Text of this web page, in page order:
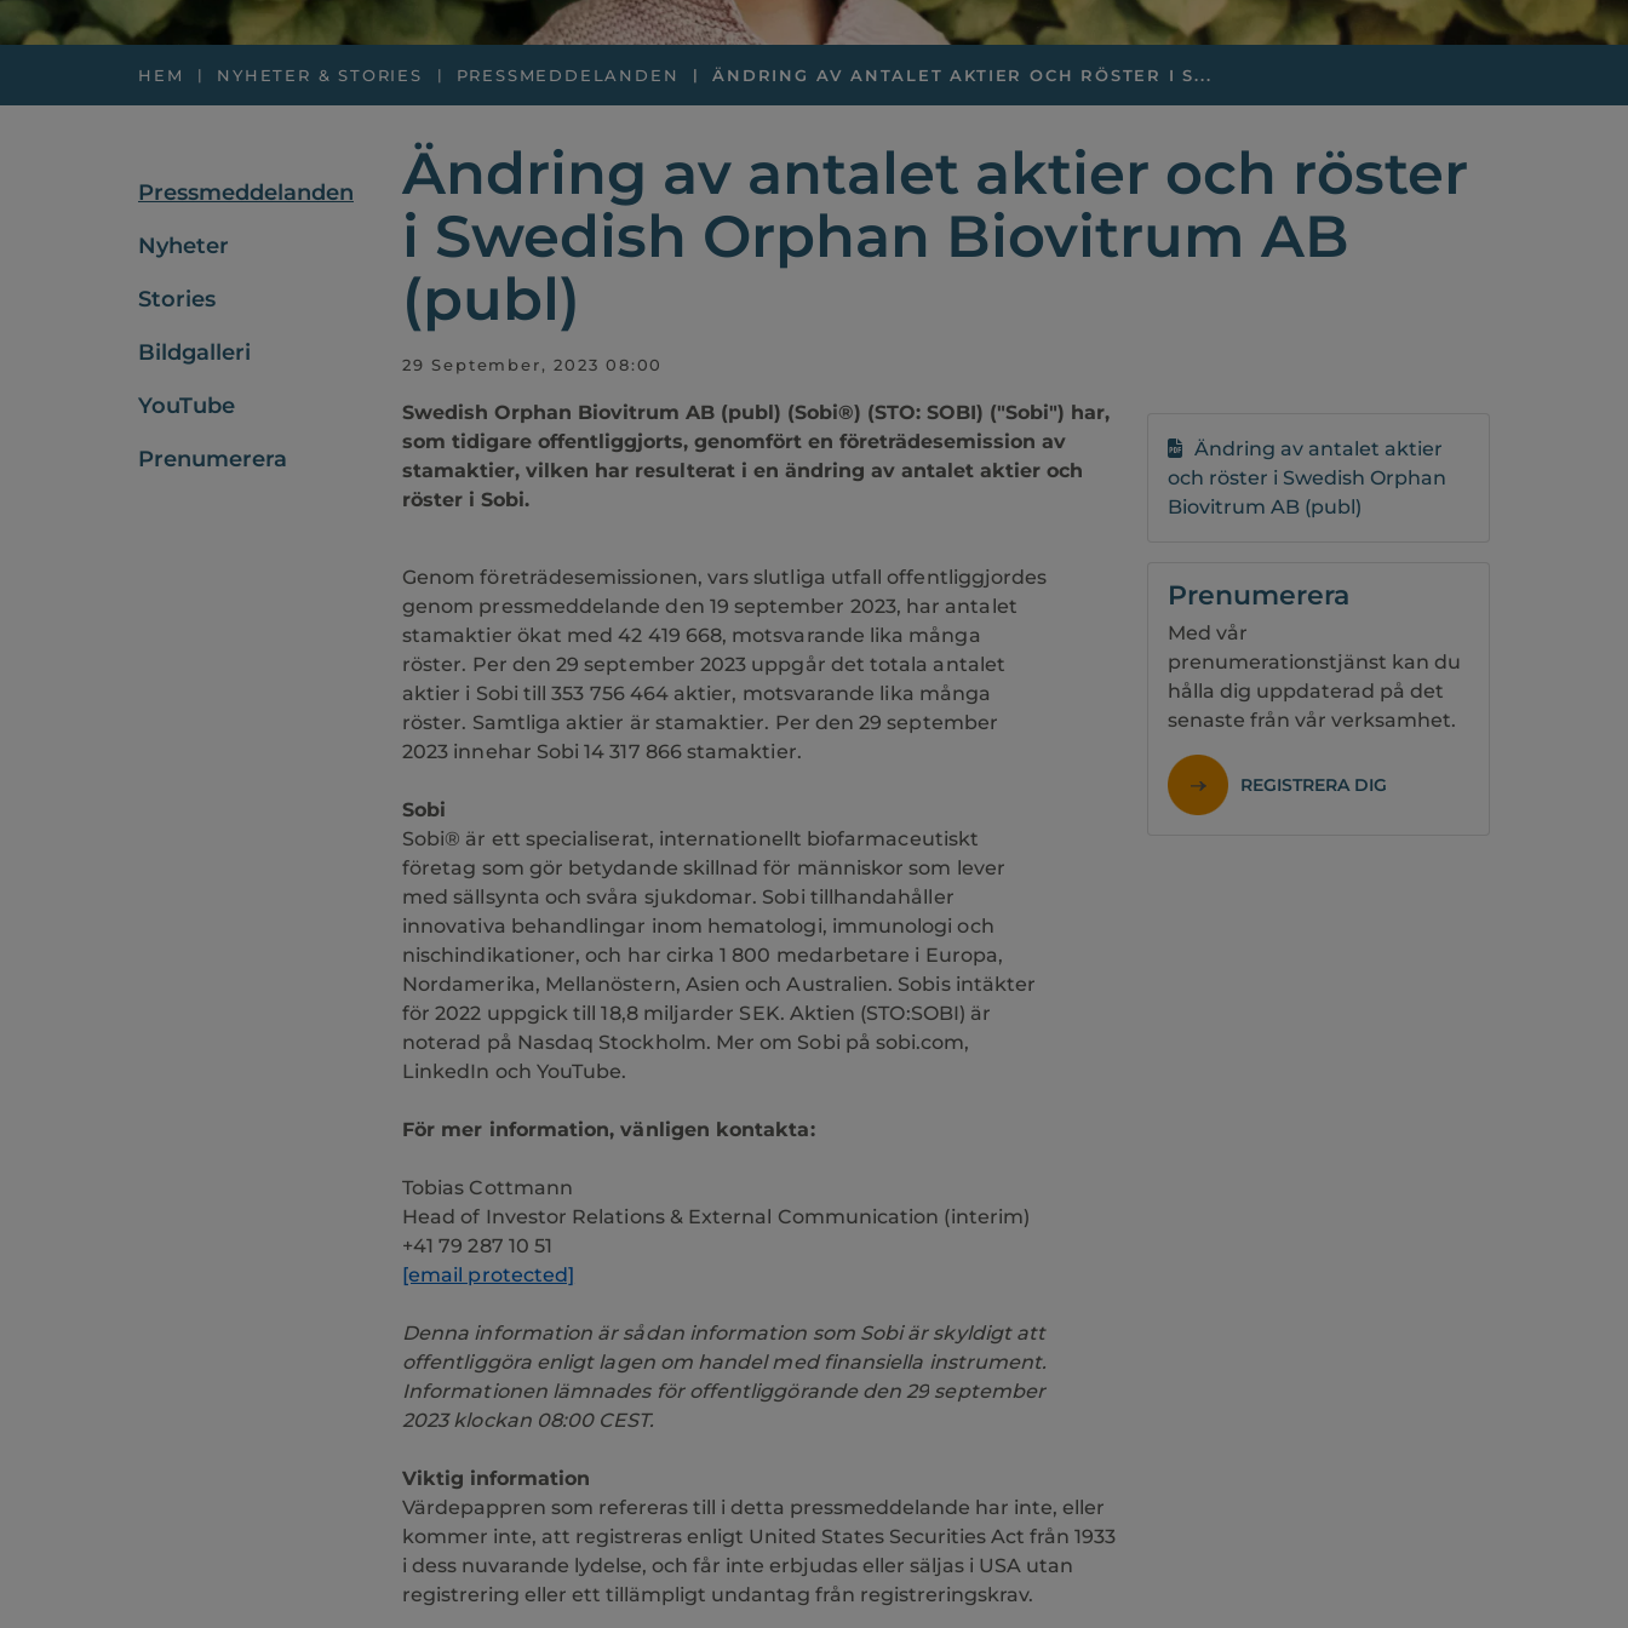
HEM NYHETER & STORIES PRESSMEDDELANDEN ÄNDRING AV ANTALET AKTIER OCH RÖSTER I S...
Pressmeddelanden
Nyheter
Stories
Bildgalleri
YouTube
Prenumerera
Ändring av antalet aktier och röster
i Swedish Orphan Biovitrum AB
(publ)
29 September, 2023 08:00
Swedish Orphan Biovitrum AB (publ) (Sobi®) (STO: SOBI) ("Sobi") har,
som tidigare offentliggjorts, genomfört en företrädesemission av
stamaktier, vilken har resulterat i en ändring av antalet aktier och
röster i Sobi.
Genom företrädesemissionen, vars slutliga utfall offentliggjordes
genom pressmeddelande den 19 september 2023, har antalet
stamaktier ökat med 42 419 668, motsvarande lika många
röster. Per den 29 september 2023 uppgår det totala antalet
aktier i Sobi till 353 756 464 aktier, motsvarande lika många
röster. Samtliga aktier är stamaktier. Per den 29 september
2023 innehar Sobi 14 317 866 stamaktier.
Sobi
Sobi® är ett specialiserat, internationellt biofarmaceutiskt
företag som gör betydande skillnad för människor som lever
med sällsynta och svåra sjukdomar. Sobi tillhandahåller
innovativa behandlingar inom hematologi, immunologi och
nischindikationer, och har cirka 1 800 medarbetare i Europa,
Nordamerika, Mellanöstern, Asien och Australien. Sobis intäkter
för 2022 uppgick till 18,8 miljarder SEK. Aktien (STO:SOBI) är
noterad på Nasdaq Stockholm. Mer om Sobi på sobi.com,
LinkedIn och YouTube.
För mer information, vänligen kontakta:
Tobias Cottmann
Head of Investor Relations & External Communication (interim)
+41 79 287 10 51
[email protected]
Denna information är sådan information som Sobi är skyldigt att
offentliggöra enligt lagen om handel med finansiella instrument.
Informationen lämnades för offentliggörande den 29 september
2023 klockan 08:00 CEST.
Viktig information
Värdepappren som refereras till i detta pressmeddelande har inte, eller
kommer inte, att registreras enligt United States Securities Act från 1933
i dess nuvarande lydelse, och får inte erbjudas eller säljas i USA utan
registrering eller ett tillämpligt undantag från registreringskrav.
Ändring av antalet aktier
och röster i Swedish Orphan
Biovitrum AB (publ)
Prenumerera
Med vår
prenumerationstjänst kan du
hålla dig uppdaterad på det
senaste från vår verksamhet.
REGISTRERA DIG